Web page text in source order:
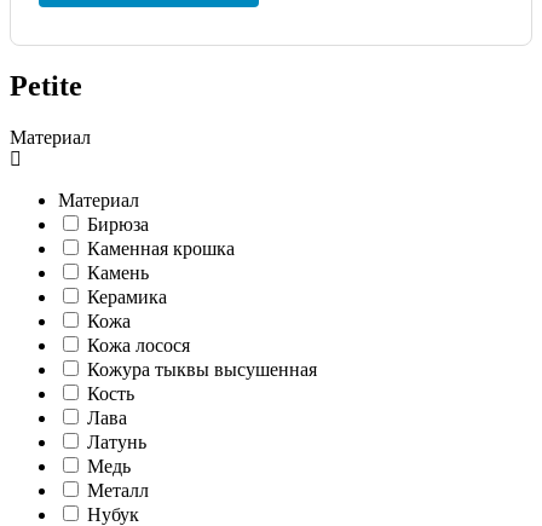
Petite
Материал
Материал
Бирюза
Каменная крошка
Камень
Керамика
Кожа
Кожа лосося
Кожура тыквы высушенная
Кость
Лава
Латунь
Медь
Металл
Нубук